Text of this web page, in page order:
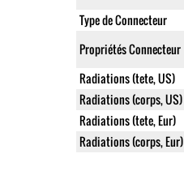
Type de Connecteur
Propriétés Connecteur
Radiations (tete, US)
Radiations (corps, US)
Radiations (tete, Eur)
Radiations (corps, Eur)